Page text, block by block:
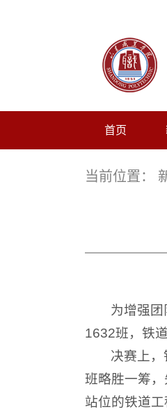
首页
当前位置：
为增强
1632班，铁
决赛上
班略胜一筹
站位的铁道